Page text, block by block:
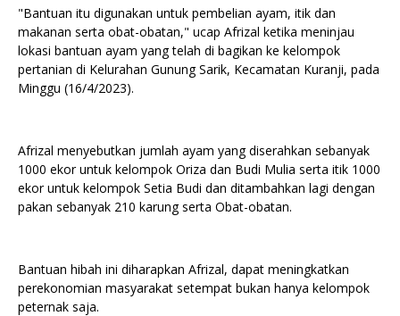
"Bantuan itu digunakan untuk pembelian ayam, itik dan
makanan serta obat-obatan," ucap Afrizal ketika meninjau
lokasi bantuan ayam yang telah di bagikan ke kelompok
pertanian di Kelurahan Gunung Sarik, Kecamatan Kuranji, pada
Minggu (16/4/2023).
Afrizal menyebutkan jumlah ayam yang diserahkan sebanyak
1000 ekor untuk kelompok Oriza dan Budi Mulia serta itik 1000
ekor untuk kelompok Setia Budi dan ditambahkan lagi dengan
pakan sebanyak 210 karung serta Obat-obatan.
Bantuan hibah ini diharapkan Afrizal, dapat meningkatkan
perekonomian masyarakat setempat bukan hanya kelompok
peternak saja.